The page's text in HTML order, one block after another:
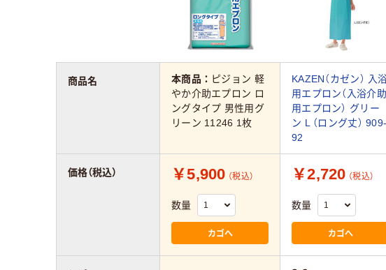
商品名 本商品： ピジョン 軽
やか介助エプロン ロ
ングタイプ 男性用グ
リーン 11246 1枚
KAZEN（カゼン） 入
用エプロン（入浴介助
用エプロン） グリー
ン L （ロング丈） 909-
92
価格（税込） ￥5,900 （税込）
数量
カゴへ
￥2,720 （税込）
数量
カゴへ